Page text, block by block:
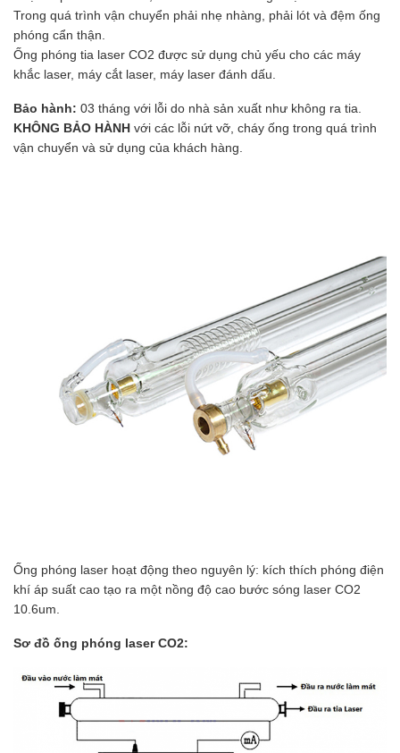
Trong quá trình vận chuyển phải nhẹ nhàng, phải lót và đệm ống
phóng cẩn thận.
Ống phóng tia laser CO2 được sử dụng chủ yếu cho các máy
khắc laser, máy cắt laser, máy laser đánh dấu.
Bảo hành: 03 tháng với lỗi do nhà sản xuất như không ra tia.
KHÔNG BẢO HÀNH với các lỗi nứt vỡ, cháy ống trong quá trình
vận chuyển và sử dụng của khách hàng.
Ống phóng laser hoạt động theo nguyên lý: kích thích phóng điện
khí áp suất cao tạo ra một nồng độ cao bước sóng laser CO2
10.6um.
Sơ đồ ống phóng laser CO2: